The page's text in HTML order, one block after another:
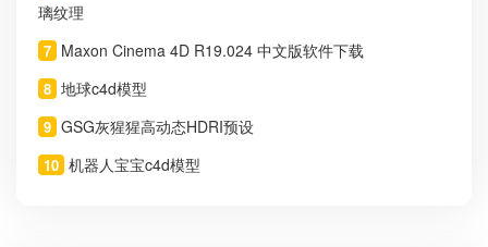
璃纹理
7 Maxon Cinema 4D R19.024 中文版软件下载
8 地球c4d模型
9 GSG灰猩猩高动态HDRI预设
10 机器人宝宝c4d模型